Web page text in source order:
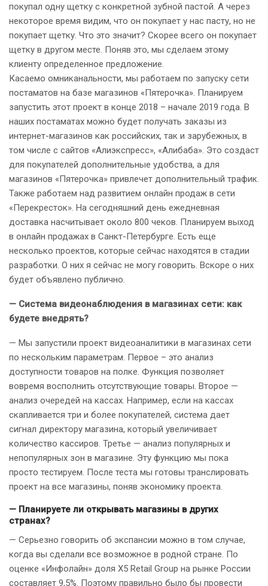
покупал одну щетку с конкретной зубной пастой. А через
некоторое время видим, что он покупает у нас пасту, но не
покупает щетку. Что это значит? Скорее всего он покупает
щетку в другом месте. Поняв это, мы сделаем этому
клиенту определенное предложение.
Касаемо омниканальности, мы работаем по запуску сети
постаматов на базе магазинов «Пятерочка». Планируем
запустить этот проект в конце 2018 – начале 2019 года. В
наших постаматах можно будет получать заказы из
интернет-магазинов как российских, так и зарубежных, в
том числе с сайтов «Алиэкспресс», «Алибаба». Это создаст
для покупателей дополнительные удобства, а для
магазинов «Пятерочка» привлечет дополнительный трафик.
Также работаем над развитием онлайн продаж в сети
«Перекресток». На сегодняшний день ежедневная
доставка насчитывает около 800 чеков. Планируем выход
в онлайн продажах в Санкт-Петербурге. Есть еще
несколько проектов, которые сейчас находятся в стадии
разработки. О них я сейчас не могу говорить. Вскоре о них
будет объявлено публично.
— Система видеонаблюдения в магазинах сети: как
будете внедрять?
— Мы запустили проект видеоаналитики в магазинах сети
по нескольким параметрам. Первое – это анализ
доступности товаров на полке. Функция позволяет
вовремя восполнить отсутствующие товары. Второе —
анализ очередей на кассах. Например, если на кассах
скапливается три и более покупателей, система дает
сигнал директору магазина, который увеличивает
количество кассиров. Третье — анализ популярных и
непопулярных зон в магазине. Эту функцию мы пока
просто тестируем. После теста мы готовы транслировать
проект на все магазины, поняв экономику проекта.
— Планируете ли открывать магазины в других
странах?
— Серьезно говорить об экспансии можно в том случае,
когда вы сделали все возможное в родной стране. По
оценке «Инфолайн» доля Х5 Retail Group на рынке России
составляет 9,5%. Поэтому правильно было бы провести